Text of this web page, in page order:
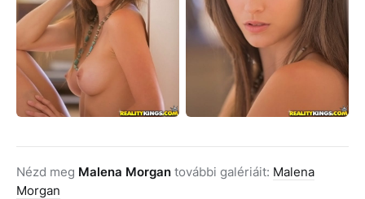
Nézd meg Malena Morgan további galériáit: Malena
Morgan